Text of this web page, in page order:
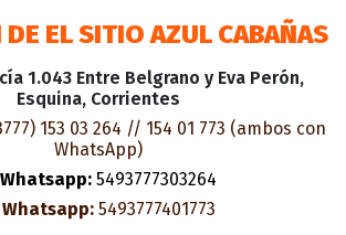
EL SITIO AZUL CABAÑAS
1.043 Entre Belgrano y Eva Perón,
Esquina, Corrientes
153 03 264 // 154 01 773 (ambos con
WhatsApp)
Whatsapp: 5493777303264
Whatsapp:5493777401773